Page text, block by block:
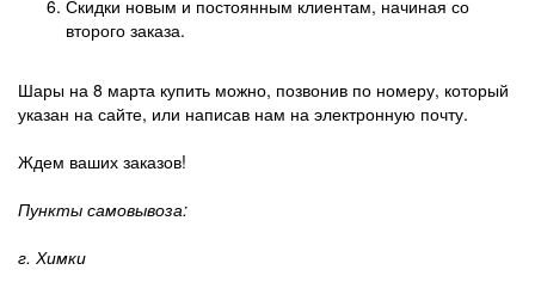
Скидки новым и постоянным клиентам, начиная со
второго заказа.
Шары на 8 марта купить можно, позвонив по номеру, который
указан на сайте, или написав нам на электронную почту.
Ждем ваших заказов!
Пункты самовывоза:
г. Химки